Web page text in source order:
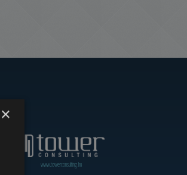
www.towerconsulting.hu
×